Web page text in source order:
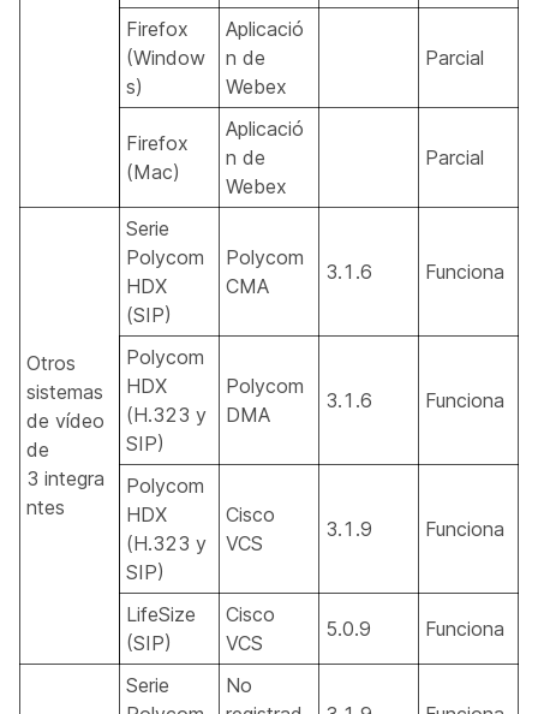
Firefox
(Window
s)
Aplicació
n de
Webex
Parcial
Firefox
(Mac)
Aplicació
n de
Webex
Parcial
Otros
sistemas
de vídeo
de
3 integra
ntes
Serie
Polycom
HDX
(SIP)
Polycom
CMA
3.1.6 Funciona
Polycom
HDX
(H.323 y
SIP)
Polycom
DMA
3.1.6 Funciona
Polycom
HDX
(H.323 y
SIP)
Cisco
VCS
3.1.9 Funciona
LifeSize
(SIP)
Cisco
VCS
5.0.9 Funciona
Serie
No